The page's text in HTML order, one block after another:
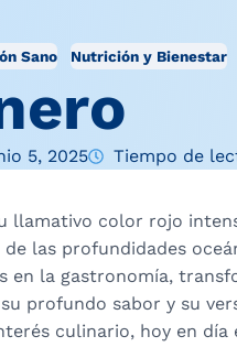
Sano Nutrición y Bienestar
5, 2025 Tiempo de
llamativo color rojo
las profundidades
en la gastronomía,
profundo sabor y su
culinario, hoy en día